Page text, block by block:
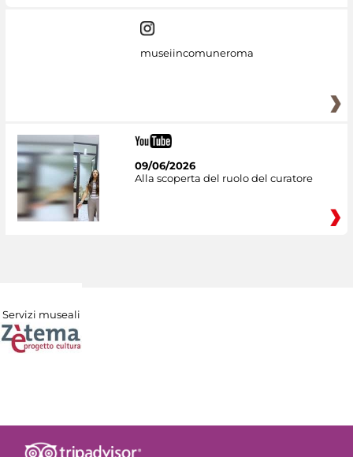
museiincomuneroma
09/06/2026
Alla scoperta del ruolo del curatore
Servizi museali